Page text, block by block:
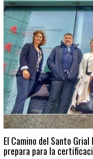
El Camino del Santo
prepara para la